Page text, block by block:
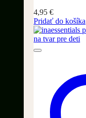
4,95 €
Pridať do košíka